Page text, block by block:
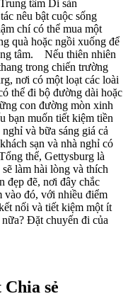
tâm Di sản
nêu bật cuộc sống
chí có thể mua một
quà hoặc ngồi xuống để
tâm. Nếu thiên nhiên
trong chiến trường
nơi có một loạt các loài
thể đi bộ đường dài hoặc
con đường mòn xinh
bạn muốn tiết kiệm tiền
và bữa sáng giá cả
sạn và nhà nghỉ có
thể, Gettysburg là
làm hài lòng và thích
đẹp đẽ, nơi đây chắc
vào đó, với nhiều điểm
nối và tiết kiệm một ít
Đặt chuyến đi của
sẻ